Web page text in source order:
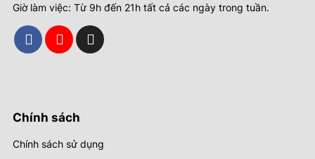
Giờ làm việc: Từ 9h đến 21h tất cả các ngày trong tuần.
Chính sách
Chính sách sử dụng